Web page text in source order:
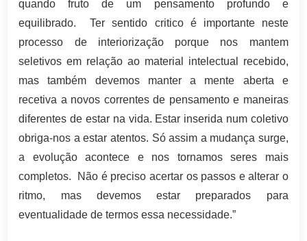
quando fruto de um pensamento profundo e
equilibrado. Ter sentido critico é importante neste
processo de interiorização porque nos mantem
seletivos em relação ao material intelectual recebido,
mas também devemos manter a mente aberta e
recetiva a novos correntes de pensamento e maneiras
diferentes de estar na vida. Estar inserida num coletivo
obriga-nos a estar atentos. Só assim a mudança surge,
a evolução acontece e nos tornamos seres mais
completos. Não é preciso acertar os passos e alterar o
ritmo, mas devemos estar preparados para
eventualidade de termos essa necessidade.”